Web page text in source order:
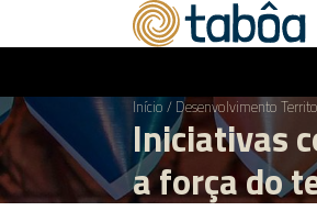
Início / Desenvolvimento
Iniciativas
a força do